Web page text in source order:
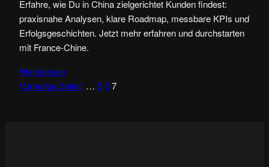
Erfahre, wie Du in China zielgerichtet Kunden findest:
praxisnahe Analysen, klare Roadmap, messbare KPIs und
Erfolgsgeschichten. Jetzt mehr erfahren und durchstarten
mit France-Chine.
Weiterlesen
Vorherige Seite1 … 567